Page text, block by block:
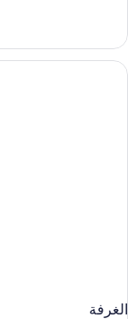
الغرفة
الغرفة